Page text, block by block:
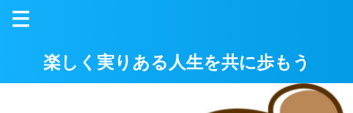
楽しく実りある人生を共に歩もう